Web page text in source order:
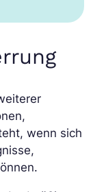
wenn sich